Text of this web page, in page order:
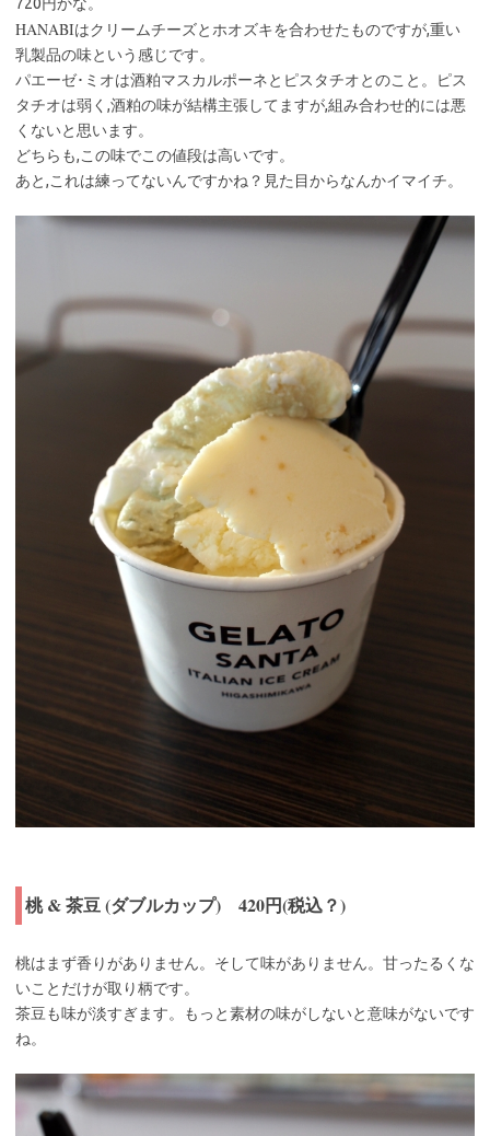
HANABIはクリームチーズとホオズキを合わせたものですが,重い
乳製品の味という感じです。
パエーゼ･ミオは酒粕マスカルポーネとピスタチオとのこと。ピス
タチオは弱く,酒粕の味が結構主張してますが,組み合わせ的には悪
くないと思います。
どちらも,この味でこの値段は高いです。
あと,これは練ってないんですかね？見た目からなんかイマイチ。
桃 & 茶豆 (ダブルカップ) 420円(税込？)
桃はまず香りがありません。そして味がありません。甘ったるくな
いことだけが取り柄です。
茶豆も味が淡すぎます。もっと素材の味がしないと意味がないです
ね。